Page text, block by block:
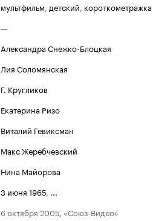
мультфильм, детский, короткометражка
—
Александра Снежко-Блоцкая
Лия Соломянская
Г. Кругликов
Екатерина Ризо
Виталий Гевиксман
Макс Жеребчевский
Нина Майорова
3 июня 1965, ...
6 октября 2005, «Союз-Видео»